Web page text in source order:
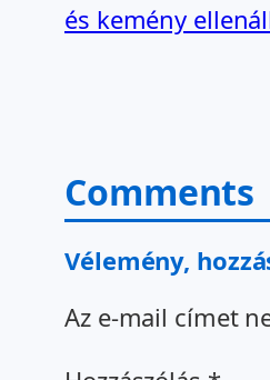
és kemény
Comments
Vélemény,
Az e-mail címet